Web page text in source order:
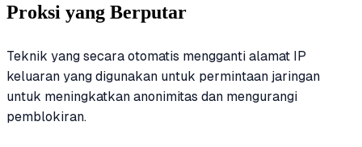
Proksi yang Berputar
Teknik yang secara otomatis mengganti alamat IP
keluaran yang digunakan untuk permintaan jaringan
untuk meningkatkan anonimitas dan mengurangi
pemblokiran.